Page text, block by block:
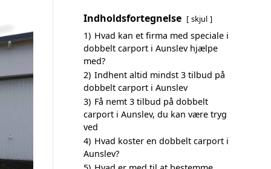
Indholdsfortegnelse skjul
1) Hvad kan et firma med speciale i
dobbelt carport i Aunslev hjælpe
med?
2) Indhent altid mindst 3 tilbud på
dobbelt carport i Aunslev
3) Få nemt 3 tilbud på dobbelt
carport i Aunslev, du kan være tryg
ved
4) Hvad koster en dobbelt carport i
Aunslev?